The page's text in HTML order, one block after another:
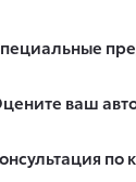
ваш
по